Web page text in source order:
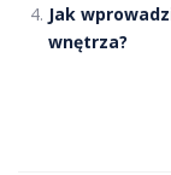
Jak
wnętrza?